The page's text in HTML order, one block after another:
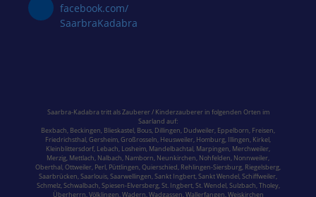
facebook.com/
SaarbraKadabra
Saarbra-Kadabra tritt als Zauberer / Kinderzauberer in folgenden Orten im
Saarland auf:
Bexbach Beckingen Blieskastel Bous, Dillingen Dudweiler, Eppelborn Freisen
Friedrichsthal Gersheim Großrosseln Heusweiler Homburg, Illingen Kirkel,
Kleinblittersdorf Lebach Losheim Mandelbachtal, Marpingen, Merchweiler
Merzig Mettlach Nalbach Namborn Neunkirchen Nohfelden, Nonnweiler
Oberthal, Ottweiler Perl Püttlingen Quierschied Rehlingen-Siersburg Riegelsberg,
Saarbrücken Saarlouis Saarwellingen Sankt Ingbert Sankt Wendel Schiffweiler
Schmelz, Schwalbach Spiesen-Elversberg, St. Ingbert, St. Wendel, Sulzbach, Tholey,
Überherrn Völklingen Wadern Wadgassen Wallerfangen, Weiskirchen